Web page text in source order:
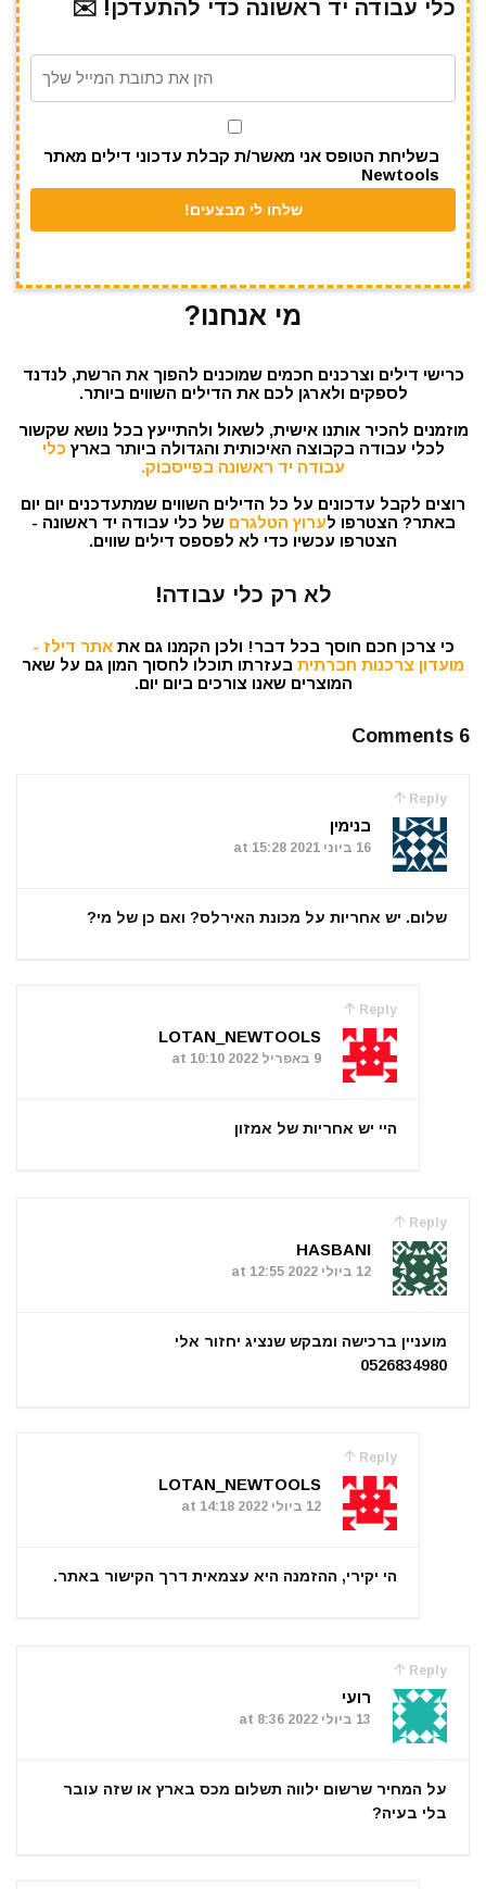
b
o
r
A
p
a
m
כלי עבודה יד ראשונה כדי להתעדכן! ✉️
בשליחת הטופס אני מאשר/ת קבלת עדכוני דילים מאתר
Newtools
מי אנחנו?
כרישי דילים וצרכנים חכמים שמוכנים להפוך את הרשת, לנדנד
לספקים ולארגן לכם את הדילים השווים ביותר.
מוזמנים להכיר אותנו אישית, לשאול ולהתייעץ בכל נושא שקשור
לכלי עבודה בקבוצה האיכותית והגדולה ביותר בארץ כלי
עבודה יד ראשונה בפייסבוק.
רוצים לקבל עדכונים על כל הדילים השווים שמתעדכנים יום יום
באתר? הצטרפו לערוץ הטלגרם של כלי עבודה יד ראשונה -
הצטרפו עכשיו כדי לא לפספס דילים שווים.
לא רק כלי עבודה!
כי צרכן חכם חוסך בכל דבר! ולכן הקמנו גם אתאתר דילז -
מועדון צרכנות חברתית בעזרתו תוכלו לחסוך המון גם על שאר
המוצרים שאנו צורכים ביום יום.
6 Comments
Reply
בנימין
16 ביוני 2021 at 15:28
שלום. יש אחריות על מכונת האירלס? ואם כן של מי?
Reply
LOTAN_NEWTOOLS
9 באפריל 2022 at 10:10
היי יש אחריות של אמזון
Reply
HASBANI
12 ביולי 2022 at 12:55
מועניין ברכישה ומבקש שנציג יחזור אלי
0526834980
Reply
LOTAN_NEWTOOLS
12 ביולי 2022 at 14:18
הי יקירי, ההזמנה היא עצמאית דרך הקישור באתר.
Reply
רועי
13 ביולי 2022 at 8:36
על המחיר שרשום ילווה תשלום מכס בארץ או שזה עובר
בלי בעיה?